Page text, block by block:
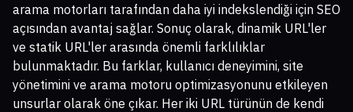
arama motorları tarafından daha iyi indekslendiği için SEO
açısından avantaj sağlar. Sonuç olarak, dinamik URL'ler
ve statik URL'ler arasında önemli farklılıklar
bulunmaktadır. Bu farklar, kullanıcı deneyimini, site
yönetimini ve arama motoru optimizasyonunu etkileyen
unsurlar olarak öne çıkar. Her iki URL türünün de kendi